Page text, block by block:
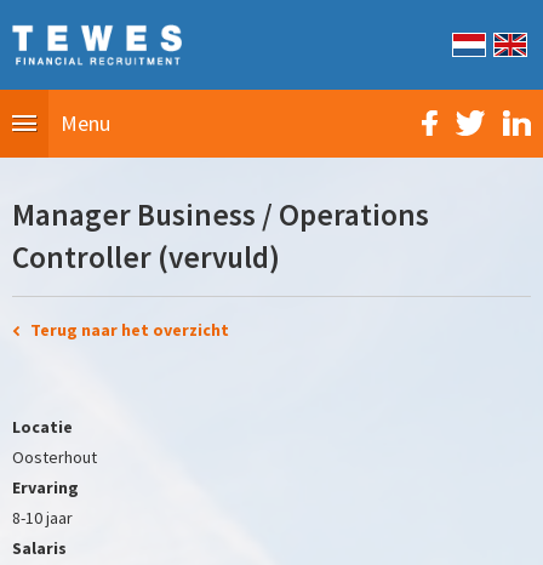
Menu
Manager Business / Operations
Controller (vervuld)
Terug naar het overzicht
Locatie
Oosterhout
Ervaring
8-10 jaar
Salaris